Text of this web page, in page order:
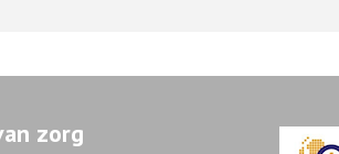
zorg